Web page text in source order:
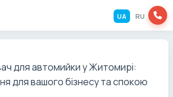
UA RU